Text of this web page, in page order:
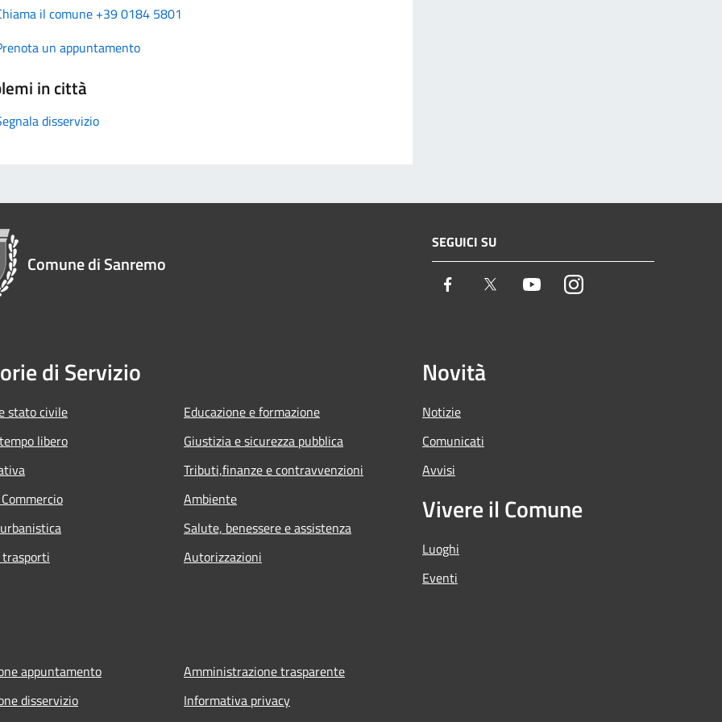
il comune +39 0184 5801
un appuntamento
in città
disservizio
Comune di Sanremo
SEGUICI SU
Facebook Twitter YoutubeInstagram
di Servizio
stato civile
libero
Educazione e formazione
Giustizia e sicurezza pubblica
Tributi,finanze e contravvenzioni
Ambiente
Salute, benessere e assistenza
Autorizzazioni
Novità
Notizie
Comunicati
Avvisi
Vivere il Comune
Luoghi
Eventi
appuntamento
disservizio
Amministrazione trasparente
Informativa privacy